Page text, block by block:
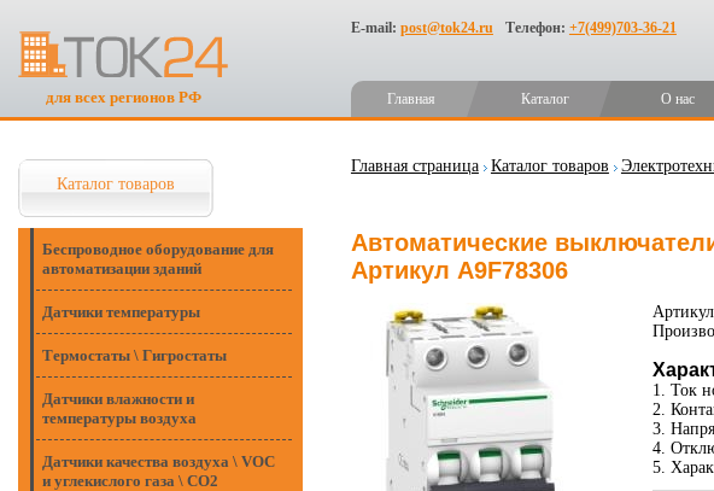
для всех регионов РФ
E-mail: post@tok24.ru Телефон: +7(499)703-36-21
Главная Каталог О нас
Каталог товаров
Беспроводное оборудование для
автоматизации зданий
Датчики температуры
Термостаты \ Гигростаты
Датчики влажности и
температуры воздуха
Датчики качества воздуха \ VOC
и углекислого газа \ CO2
Главная страница Каталог товаров
Автоматические
Артикул A9F78306
1. Ток
2.
3.
4.
5.